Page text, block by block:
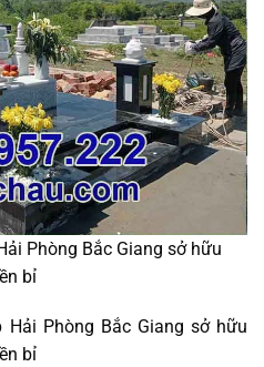
Phòng Bắc Giang sở hữu
bỉ
Phòng Bắc Giang sở hữu
bỉ